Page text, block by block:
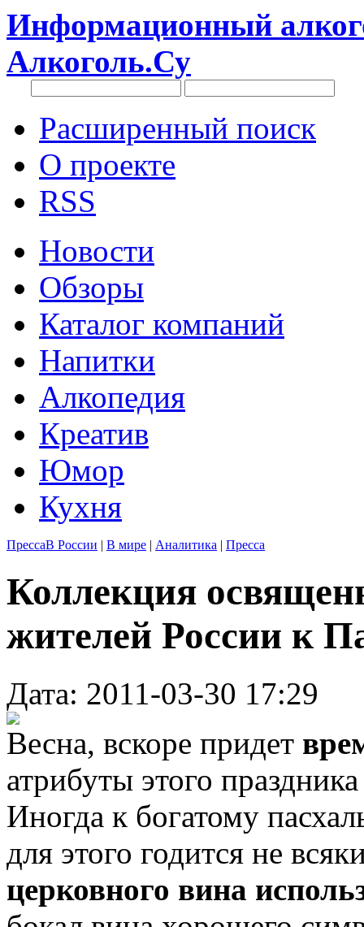
Информационный
Алкоголь.Су
Расширенный поиск
О проекте
RSS
Новости
Обзоры
Каталог компаний
Напитки
Алкопедия
Креатив
Юмор
Кухня
ПрессаВ России | В мире | Аналитика | Пресса
Коллекция
жителей России к
Дата: 2011-03-30 17:29
Весна, вскоре придет
атрибуты этого
Иногда к богатому
для этого годится не
церковного вина